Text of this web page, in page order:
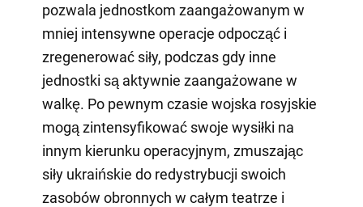
pozwala jednostkom zaangażowanym w
mniej intensywne operacje odpocząć i
zregenerować siły, podczas gdy inne
jednostki są aktywnie zaangażowane w
walkę. Po pewnym czasie wojska rosyjskie
mogą zintensyfikować swoje wysiłki na
innym kierunku operacyjnym, zmuszając
siły ukraińskie do redystrybucji swoich
zasobów obronnych w całym teatrze i